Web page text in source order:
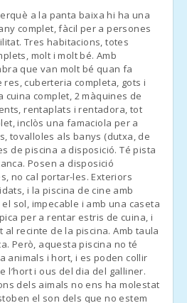
ви повинні зв′язатися з
прибуття і організувати прийом
в пункт призначення, зв′яжіться з
для того, щоб ми прибули
нами місця зустрічі.
зв′яжеться з вами, щоб
отримання ключів.
ЧАС
в коробці з кодом. Сума, що
наступного дня в
коробки, влаштуйте
a la panta baixa hi ha una
complet, fàcil per a persones
Tres habitacions, totes
molt i molt bé. Amb
que van molt bé quan fa
res, cuberteria completa, gots i
complet, 2 màquines de
rentaplats i rentadora, tot
inclòs una famaciola per a
tovalloles als banys (dutxa, de
de piscina a disposició. Té pista
Posen a disposició
no cal portar-les. Exteriors
i la piscina de cine amb
sol, impecable i amb una caseta
per a rentar estris de cuina, i
al recinte de la piscina. Amb taula
Però, aquesta piscina no té
animals i hort, i es poden collir
l′hort i ous del dia del galliner.
dels aimals no ens ha molestat
el son dels que no estem